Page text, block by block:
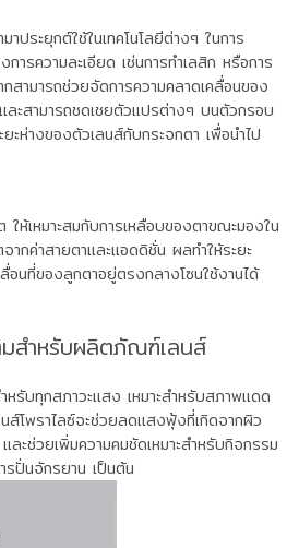
าประยุกต์ใช้ในเทคโนโลยีต่างๆ ในการ
ารความละเอียด เช่นการทำเลสิก หรือการ
สามารถช่วยจัดการความคลาดเคลื่อนของ
ะสามารถชดเชยตัวแปรต่างๆ บนตัวกรอบ
ะห่างของตัวเลนส์กับกระจกตา เพื่อนำไป
ให้เหมาะสมกับการเหลือบของตาขณะมองใน
ากค่าสายตาและแอดดิชั่น ผลทำให้ระยะ
อนที่ของลูกตาอยู่ตรงกลางโซนใช้งานได้
สำหรับผลิตภัณฑ์เลนส์
หรับทุกสภาวะแสง เหมาะสำหรับสภาพแดด
ส์โพราไลซ์จะช่วยลดแสงฟุ้งที่เกิดจากผิว
ะช่วยเพิ่มความคมชัดเหมาะสำหรับกิจกรรม
รปั่นจักรยาน เป็นต้น